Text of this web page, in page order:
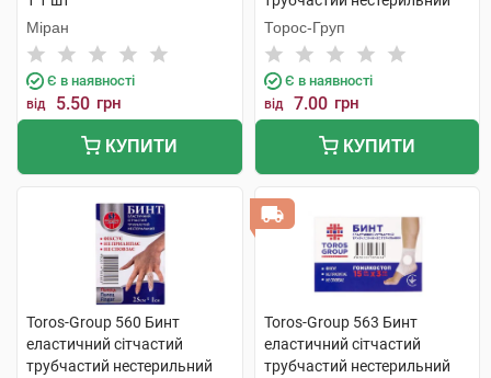
Променевозап'ястні бандажі
Міран
Є в наявності
від 5.50 грн
КУПИТИ
15х1 см палець 1 шт
Торос-Груп
Є в наявності
від 7.00 грн
КУПИТИ
Toros-Group 560 Бинт
еластичний сітчастий
трубчастий нестерильний
Toros-Group 563 Бинт
еластичний сітчастий
трубчастий нестерильний